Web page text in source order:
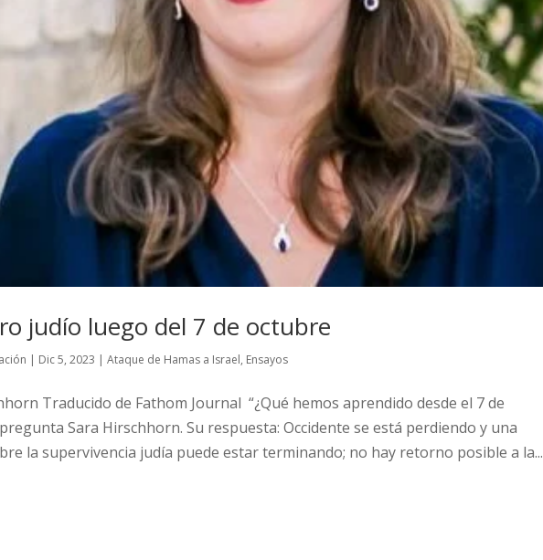
judío luego del 7 de octubre
| Dic 5, 2023 | Ataque de Hamas a Israel, Ensayos
Traducido de Fathom Journal “¿Qué hemos aprendido desde el 7 de
Sara Hirschhorn. Su respuesta: Occidente se está perdiendo y una
la supervivencia judía puede estar terminando; no hay retorno posible a la...